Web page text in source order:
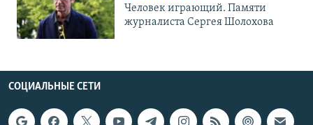
Человек играющий. Памяти
журналиста Сергея Шолохова
СОЦИАЛЬНЫЕ СЕТИ